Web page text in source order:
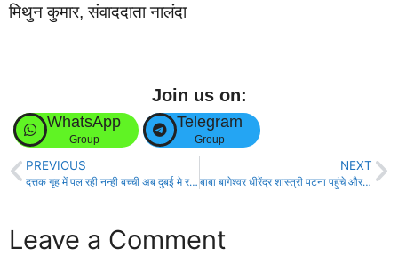
मिथुन कुमार, संवाददाता नालंदा
Join us on:
WhatsApp
Group
Telegram
Group
PREVIOUS
दत्तक गृह में पल रही नन्ही बच्ची अब दुबई मे रहेगी, दुबई के दंपत्ति ने लिया गोद!
NEXT
बाबा बागेश्वर धीरेंद्र शास्त्री पटना पहुंचे और एयरपोर्ट पर श्रद्धालुओं ने किया जोरदार स्वागत ।
Leave a Comment